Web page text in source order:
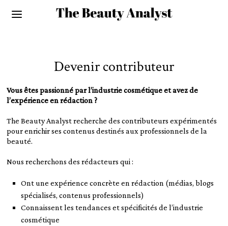
Devenir contributeur
Vous êtes passionné par l’industrie cosmétique et avez de
l’expérience en rédaction ?
The Beauty Analyst recherche des contributeurs expérimentés
pour enrichir ses contenus destinés aux professionnels de la
beauté.
Nous recherchons des rédacteurs qui :
Ont une expérience concrète en rédaction (médias, blogs
spécialisés, contenus professionnels)
Connaissent les tendances et spécificités de l’industrie
cosmétique